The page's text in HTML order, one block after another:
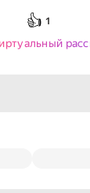
👍 1